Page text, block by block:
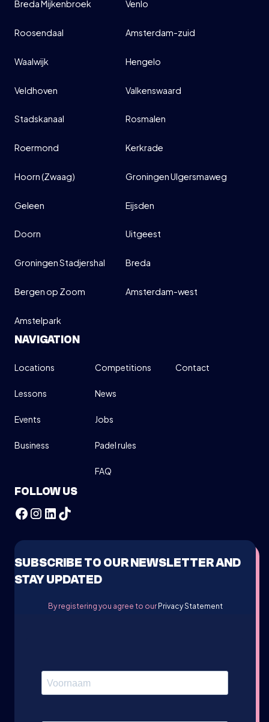
Breda Mijkenbroek Venlo
Roosendaal Amsterdam-zuid
Waalwijk Hengelo
Veldhoven Valkenswaard
Stadskanaal Rosmalen
Roermond Kerkrade
Hoorn (Zwaag) Groningen Ulgersmaweg
Geleen Eijsden
Doorn Uitgeest
Groningen Stadjershal Breda
Bergen op Zoom Amsterdam-west
Amstelpark
NAVIGATION
Locations
Lessons
Events
Business
Competitions
News
Jobs
Padel rules
FAQ
Contact
FOLLOW US
SUBSCRIBE TO OUR NEWSLETTER AND
STAY UPDATED
By registering you agree to our Privacy Statement